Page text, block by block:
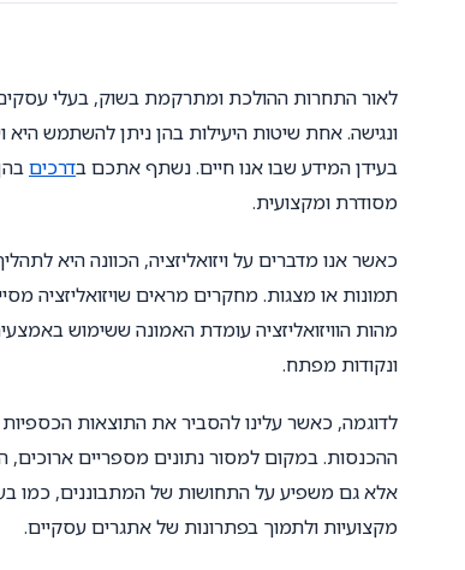
לאור התחרות ההולכת ומתרקמת בשוק, בעלי
ונגישה. אחת שיטות היעילות בהן ניתן להשתמש היא
בעידן המידע שבו אנו חיים. נשתף אתכם בדרכים
מסודרת ומקצועית.
כאשר אנו מדברים על ויזואליזציה, הכוונה היא
תמונות או מצגות. מחקרים מראים שויזואליזציה
מהות הוויזואליזציה עומדת האמונה ששימוש
ונקודות מפתח.
לדוגמה, כאשר עלינו להסביר את התוצאות
ההכנסות. במקום למסור נתונים מספריים ארוכים,
אלא גם משפיע על התחושות של המתבוננים, כמו
מקצועיות ולתמוך בפתרונות של אתגרים עסקיים.